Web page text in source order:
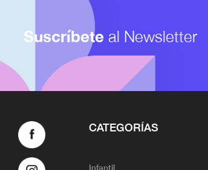
Suscríbete al Newsletter
CATEGORÍAS
Infantil